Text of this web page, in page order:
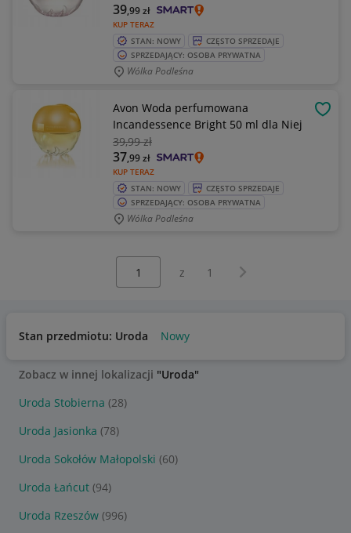
KUP TERAZ
39,99zł
STAN: NOWY
CZĘSTO SPRZEDAJE
SPRZEDAJĄCY: OSOBA PRYWATNA
Wólka Podleśna
Avon Woda perfumowana
Incandessence Bright 50 ml dla Niej
39,99 zł
KUP TERAZ
37,99zł
STAN: NOWY
CZĘSTO SPRZEDAJE
SPRZEDAJĄCY: OSOBA PRYWATNA
Wólka Podleśna
z 1 Następna strona
Stan przedmiotu: Uroda Nowy
Zobacz w innej lokalizacji "Uroda"
Uroda Stobierna (28)
Uroda Jasionka (78)
Uroda Sokołów Małopolski (60)
Uroda Łańcut (94)
Uroda Rzeszów (996)